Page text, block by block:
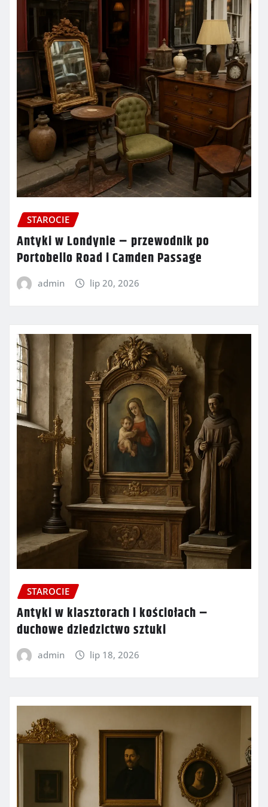
STAROCIE
Antyki w Londynie – przewodnik po
Portobello Road i Camden Passage
admin lip 20, 2026
STAROCIE
Antyki w klasztorach i kościołach –
duchowe dziedzictwo sztuki
admin lip 18, 2026